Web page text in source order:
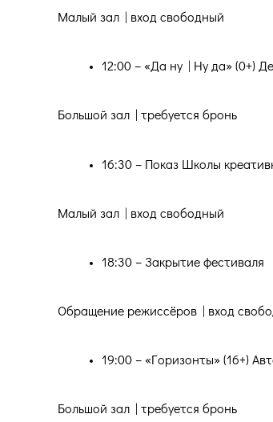
Малый зал | вход свободный
12:00 – «Да ну | Ну да» (0+)
Большой зал | требуется бронь
16:30 – Показ Школы
Малый зал | вход свободный
18:30 – Закрытие фестиваля
Обращение режиссёров | вход
19:00 – «Горизонты» (16+)
Большой зал | требуется бронь